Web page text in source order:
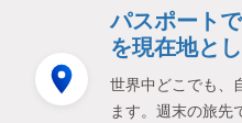
パスポート
を現在地と
世界中どこでも、
ます。週末の旅先